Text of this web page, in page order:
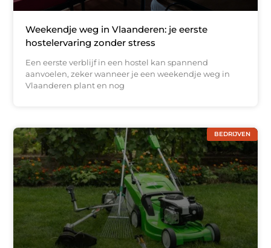
Weekendje weg in Vlaanderen: je eerste
hostelervaring zonder stress
Een eerste verblijf in een hostel kan spannend
aanvoelen, zeker wanneer je een weekendje weg in
Vlaanderen plant en nog
BEDRIJVEN